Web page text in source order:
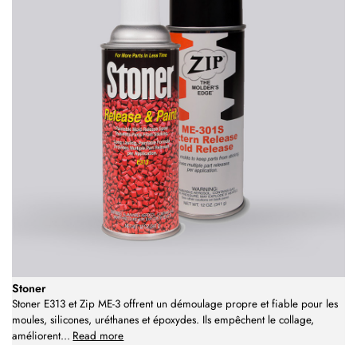
Stoner
Stoner E313 et Zip ME-3 offrent un démoulage propre et fiable pour les
moules, silicones, uréthanes et époxydes. Ils empêchent le collage,
améliorent... Read more